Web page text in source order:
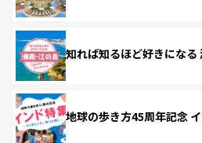
知れば知るほど好きになる
地球の歩き方45周年記念